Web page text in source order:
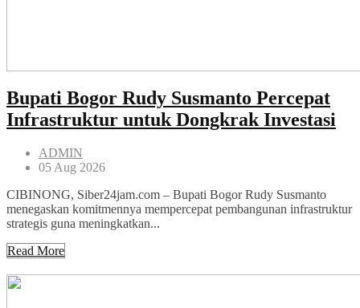
Bupati Bogor Rudy Susmanto Percepat
Infrastruktur untuk Dongkrak Investasi
ADMIN
05 Aug 2026
CIBINONG, Siber24jam.com – Bupati Bogor Rudy Susmanto
menegaskan komitmennya mempercepat pembangunan infrastruktur
strategis guna meningkatkan...
Read More